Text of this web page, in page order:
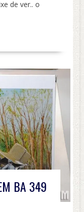
de ver.. o
BA 349